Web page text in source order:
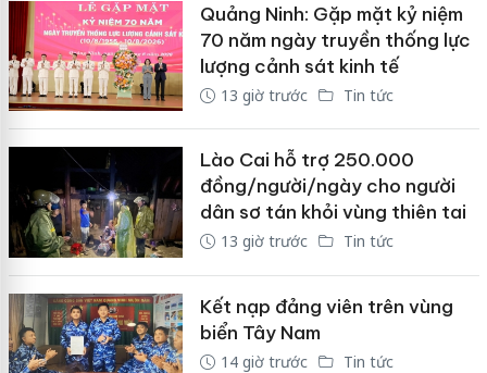
Quảng Ninh: Gặp mặt kỷ niệm
70 năm ngày truyền thống lực
lượng cảnh sát kinh tế
13 giờ trước Tin tức
Lào Cai hỗ trợ 250.000
đồng/người/ngày cho người
dân sơ tán khỏi vùng thiên tai
13 giờ trước Tin tức
Kết nạp đảng viên trên vùng
biển Tây Nam
14 giờ trước Tin tức